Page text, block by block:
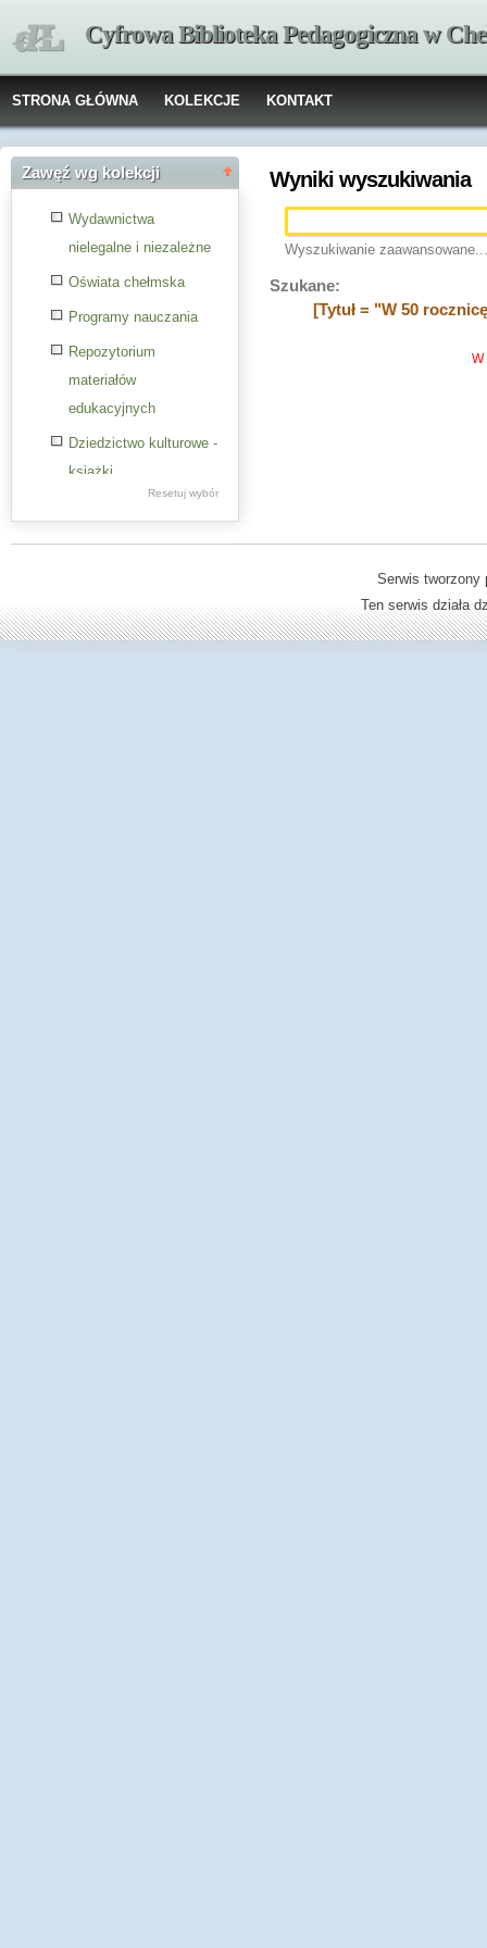
Cyfrowa Biblioteka Pedagogiczna w
STRONA GŁÓWNA KOLEKCJE KONTAKT
Zawęź wg kolekcji
Wydawnictwa
nielegalne i niezależne
Oświata chełmska
Programy nauczania
Repozytorium
materiałów
edukacyjnych
Dziedzictwo kulturowe -
książki
Resetuj wybór
Wyniki wyszukiwania
Wyszukiwanie zaawansowane...
Szukane:
[Tytuł = "W 50
W
Serwis
Ten serwis działa